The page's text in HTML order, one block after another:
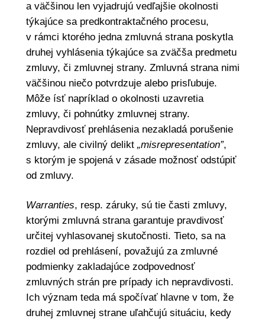
a väčšinou len vyjadrujú vedľajšie okolnosti
týkajúce sa predkontraktačného procesu,
v rámci ktorého jedna zmluvná strana poskytla
druhej vyhlásenia týkajúce sa zväčša predmetu
zmluvy, či zmluvnej strany. Zmluvná strana nimi
väčšinou niečo potvrdzuje alebo prisľubuje.
Môže ísť napríklad o okolnosti uzavretia
zmluvy, či pohnútky zmluvnej strany.
Nepravdivosť prehlásenia nezakladá porušenie
zmluvy, ale civilný delikt „misrepresentation”,
s ktorým je spojená v zásade možnosť odstúpiť
od zmluvy.
Warranties, resp. záruky, sú tie časti zmluvy,
ktorými zmluvná strana garantuje pravdivosť
určitej vyhlasovanej skutočnosti. Tieto, sa na
rozdiel od prehlásení, považujú za zmluvné
podmienky zakladajúce zodpovednosť
zmluvných strán pre prípady ich nepravdivosti.
Ich význam teda má spočívať hlavne v tom, že
druhej zmluvnej strane uľahčujú situáciu, kedy